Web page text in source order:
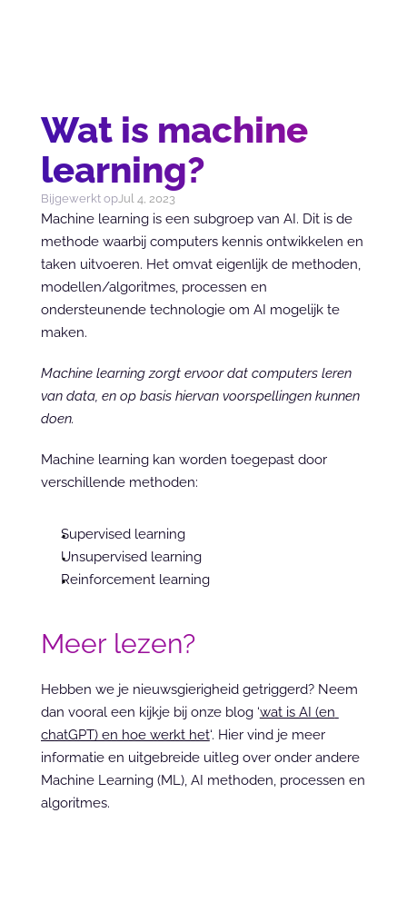
Wat is machine
learning?
Bijgewerkt opJul 4, 2023
Machine learning is een subgroep van AI. Dit is de
methode waarbij computers kennis ontwikkelen en
taken uitvoeren. Het omvat eigenlijk de methoden,
modellen/algoritmes, processen en
ondersteunende technologie om AI mogelijk te
maken.
Machine learning zorgt ervoor dat computers leren
van data, en op basis hiervan voorspellingen kunnen
doen.
Machine learning kan worden toegepast door
verschillende methoden:
Supervised learning
Unsupervised learning
Reinforcement learning
Meer lezen?
Hebben we je nieuwsgierigheid getriggerd? Neem
dan vooral een kijkje bij onze blog ‘wat is AI (en
chatGPT) en hoe werkt het‘. Hier vind je meer
informatie en uitgebreide uitleg over onder andere
Machine Learning (ML), AI methoden, processen en
algoritmes.